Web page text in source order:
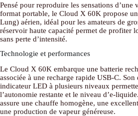
Pensé pour reproduire les sensations d’une
format portable, le Cloud X 60K propose
Lung) aérien, idéal pour les amateurs de
réservoir haute capacité permet de profiter
sans perte d’intensité.
Technologie et performances
Le Cloud X 60K embarque une batterie
associée à une recharge rapide USB-C.
indicateur LED à plusieurs niveaux
l’autonomie restante et le niveau d’e-
assure une chauffe homogène, une
une production de vapeur généreuse.